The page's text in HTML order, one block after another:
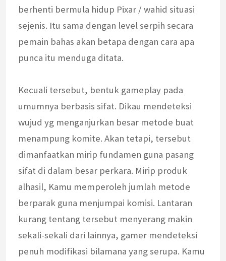
berhenti bermula hidup Pixar / wahid situasi
sejenis. Itu sama dengan level serpih secara
pemain bahas akan betapa dengan cara apa
punca itu menduga ditata.
Kecuali tersebut, bentuk gameplay pada
umumnya berbasis sifat. Dikau mendeteksi
wujud yg menganjurkan besar metode buat
menampung komite. Akan tetapi, tersebut
dimanfaatkan mirip fundamen guna pasang
sifat di dalam besar perkara. Mirip produk
alhasil, Kamu memperoleh jumlah metode
berparak guna menjumpai komisi. Lantaran
kurang tentang tersebut menyerang makin
sekali-sekali dari lainnya, gamer mendeteksi
penuh modifikasi bilamana yang serupa. Kamu